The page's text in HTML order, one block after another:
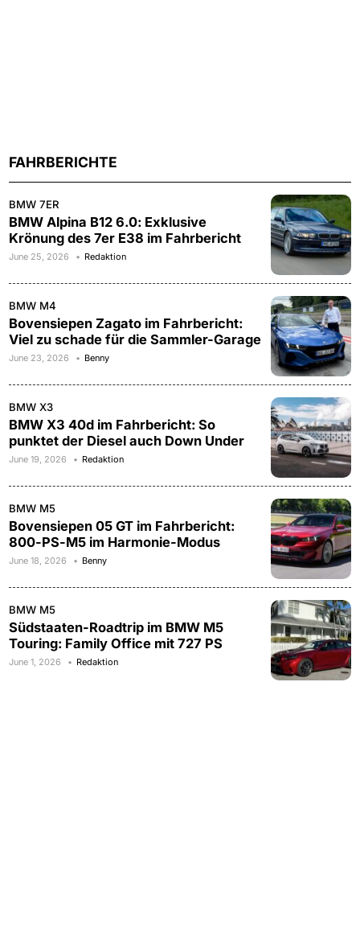
FAHRBERICHTE
BMW 7ER
BMW Alpina B12 6.0: Exklusive
Krönung des 7er E38 im Fahrbericht
June 25, 2026 Redaktion
BMW M4
Bovensiepen Zagato im Fahrbericht:
Viel zu schade für die Sammler-Garage
June 23, 2026 Benny
BMW X3
BMW X3 40d im Fahrbericht: So
punktet der Diesel auch Down Under
June 19, 2026 Redaktion
BMW M5
Bovensiepen 05 GT im Fahrbericht:
800-PS-M5 im Harmonie-Modus
June 18, 2026 Benny
BMW M5
Südstaaten-Roadtrip im BMW M5
Touring: Family Office mit 727 PS
June 1, 2026 Redaktion